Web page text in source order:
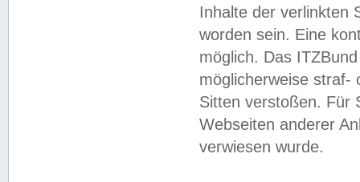
Inhalte der verlinkten
worden sein. Eine
möglich. Das
möglicherweise straf-
Sitten verstoßen. Für
Webseiten anderer
verwiesen wurde.